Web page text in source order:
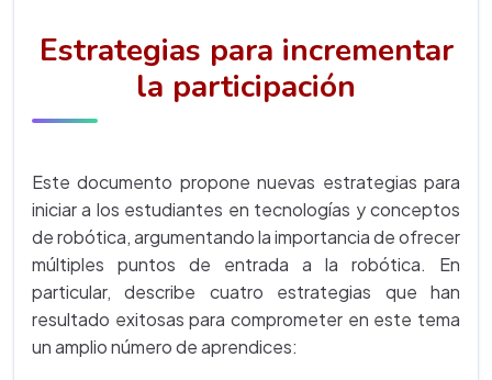
Estrategias para incrementar
la participación
Este documento propone nuevas estrategias para
iniciar a los estudiantes en tecnologías y conceptos
de robótica, argumentando la importancia de ofrecer
múltiples puntos de entrada a la robótica. En
particular, describe cuatro estrategias que han
resultado exitosas para comprometer en este tema
un amplio número de aprendices: